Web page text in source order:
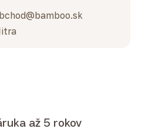
až 5 rokov